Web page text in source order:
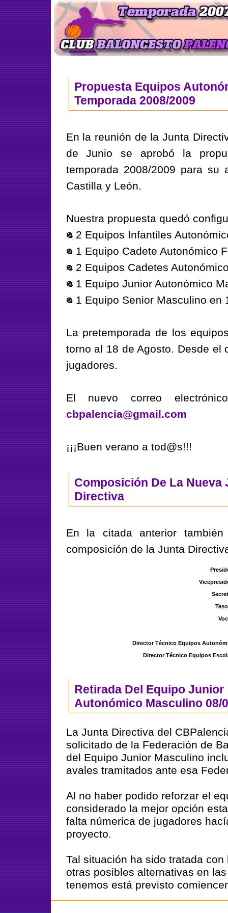
Propuesta Equipos
Temporada 2008/2009
En la reunión de la Junta
de Junio se aprobó la
temporada 2008/2009 para
Castilla y León.
Nuestra propuesta quedó
2 Equipos Infantiles
1 Equipo Cadete Autonómico
2 Equipos Cadetes
1 Equipo Junior Autonómico
1 Equipo Senior Masculino en
La pretemporada de los
torno al 18 de Agosto. Desde el
jugadores.
El nuevo correo
cbpalencia@gmail.com
¡¡¡Buen verano a tod@s!!!
Composición De La Nueva
Directiva
En la citada anterior
composición de la Junta
Director Técnico Equipos
Director Técnico Equipos
Retirada Del Equipo Junior
Autonómico Masculino 08/
La Junta Directiva del
solicitado de la Federación de
del Equipo Junior Masculino
avales tramitados ante esa
Al no haber podido reforzar el
considerado la mejor opción
falta númerica de jugadores
proyecto.
Tal situación ha sido tratada
otras posibles alternativas en
tenemos está previsto